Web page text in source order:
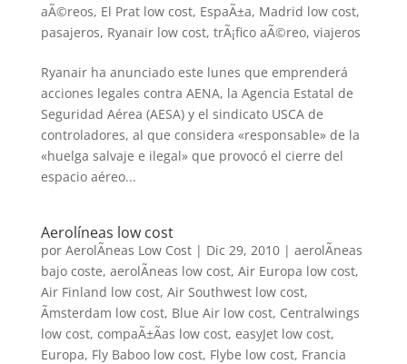
aÃ©reos, El Prat low cost, EspaÃ±a, Madrid low cost,
pasajeros, Ryanair low cost, trÃ¡fico aÃ©reo, viajeros
Ryanair ha anunciado este lunes que emprenderá
acciones legales contra AENA, la Agencia Estatal de
Seguridad Aérea (AESA) y el sindicato USCA de
controladores, al que considera «responsable» de la
«huelga salvaje e ilegal» que provocó el cierre del
espacio aéreo...
Aerolíneas low cost
por AerolÃ­neas Low Cost| Dic 29, 2010| aerolÃ­neas
bajo coste, aerolÃ­neas low cost, Air Europa low cost,
Air Finland low cost, Air Southwest low cost,
Ãmsterdam low cost, Blue Air low cost, Centralwings
low cost, compaÃ±Ã­as low cost, easyJet low cost,
Europa, Fly Baboo low cost, Flybe low cost, Francia